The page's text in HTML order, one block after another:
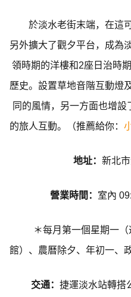
於淡水老街末端，在這
另外擴大了觀夕平台，成為
領時期的洋樓和2座日治時
歷史。設置草地音階互動燈
同的風情，另一方面也增
的旅人互動。（推薦給你：
地址： 新北
營業時間： 室內
＊每月第一個星期一
館）、農曆除夕、年初一、
交通： 捷運淡水站轉搭